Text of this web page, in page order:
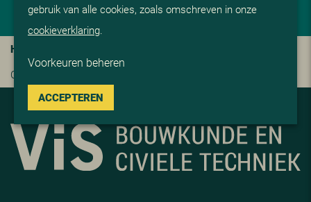
HOME
Contact?
gebruik van alle cookies, zoals omschreven in onze
cookieverklaring
Voorkeuren beheren
ACCEPTEREN